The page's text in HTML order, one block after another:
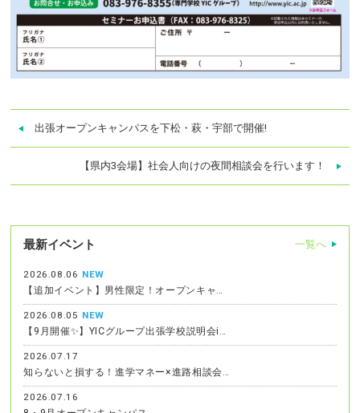
出張オープンキャンパスを下松・萩・宇部で開催!
【県内3会場】社会人向けの夜間相談会を行います！
最新イベント 一覧へ
2026.08.06 NEW
【追加イベント】男性限定！オープンキャ…
2026.08.05 NEW
【9月開催✨】YICグループ出張学校説明会i…
2026.07.17
知らないと損する！進学マネー×進路相談会…
2026.07.16